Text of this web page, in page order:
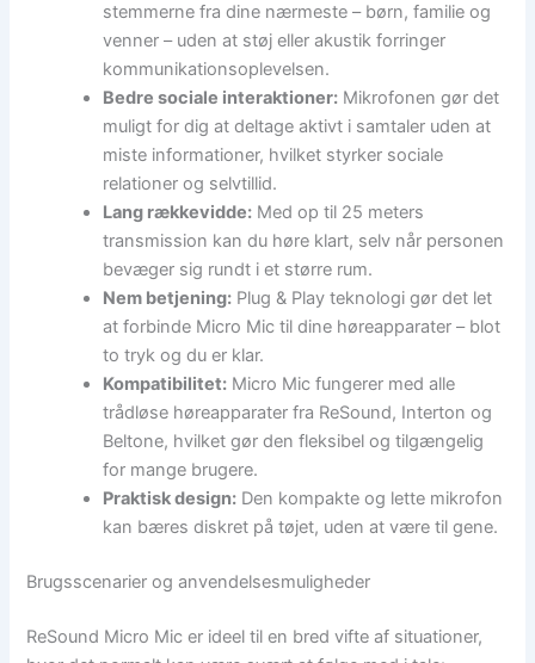
stemmerne fra dine nærmeste – børn, familie og
venner – uden at støj eller akustik forringer
kommunikationsoplevelsen.
Bedre sociale interaktioner: Mikrofonen gør det
muligt for dig at deltage aktivt i samtaler uden at
miste informationer, hvilket styrker sociale
relationer og selvtillid.
Lang rækkevidde: Med op til 25 meters
transmission kan du høre klart, selv når personen
bevæger sig rundt i et større rum.
Nem betjening: Plug & Play teknologi gør det let
at forbinde Micro Mic til dine høreapparater – blot
to tryk og du er klar.
Kompatibilitet: Micro Mic fungerer med alle
trådløse høreapparater fra ReSound, Interton og
Beltone, hvilket gør den fleksibel og tilgængelig
for mange brugere.
Praktisk design: Den kompakte og lette mikrofon
kan bæres diskret på tøjet, uden at være til gene.
Brugsscenarier og anvendelsesmuligheder
ReSound Micro Mic er ideel til en bred vifte af situationer,